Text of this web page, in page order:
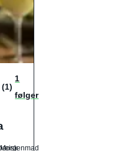
(1)
1
følger
Morgenmad